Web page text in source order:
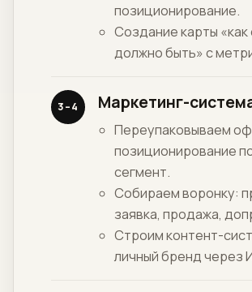
позиционирование.
Создание карты
должно быть» с
3–4 Маркетинг-
Переупаковываем
позиционирование
сегмент.
Собираем воронку:
заявка, продажа,
Строим контент-
личный бренд через